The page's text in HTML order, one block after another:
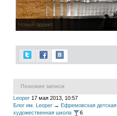
Новый проект
Похожие записи
Leoper 17 мая 2013, 10:57
Блог им. Leoper → Ефремовская детская
художественная школа
6